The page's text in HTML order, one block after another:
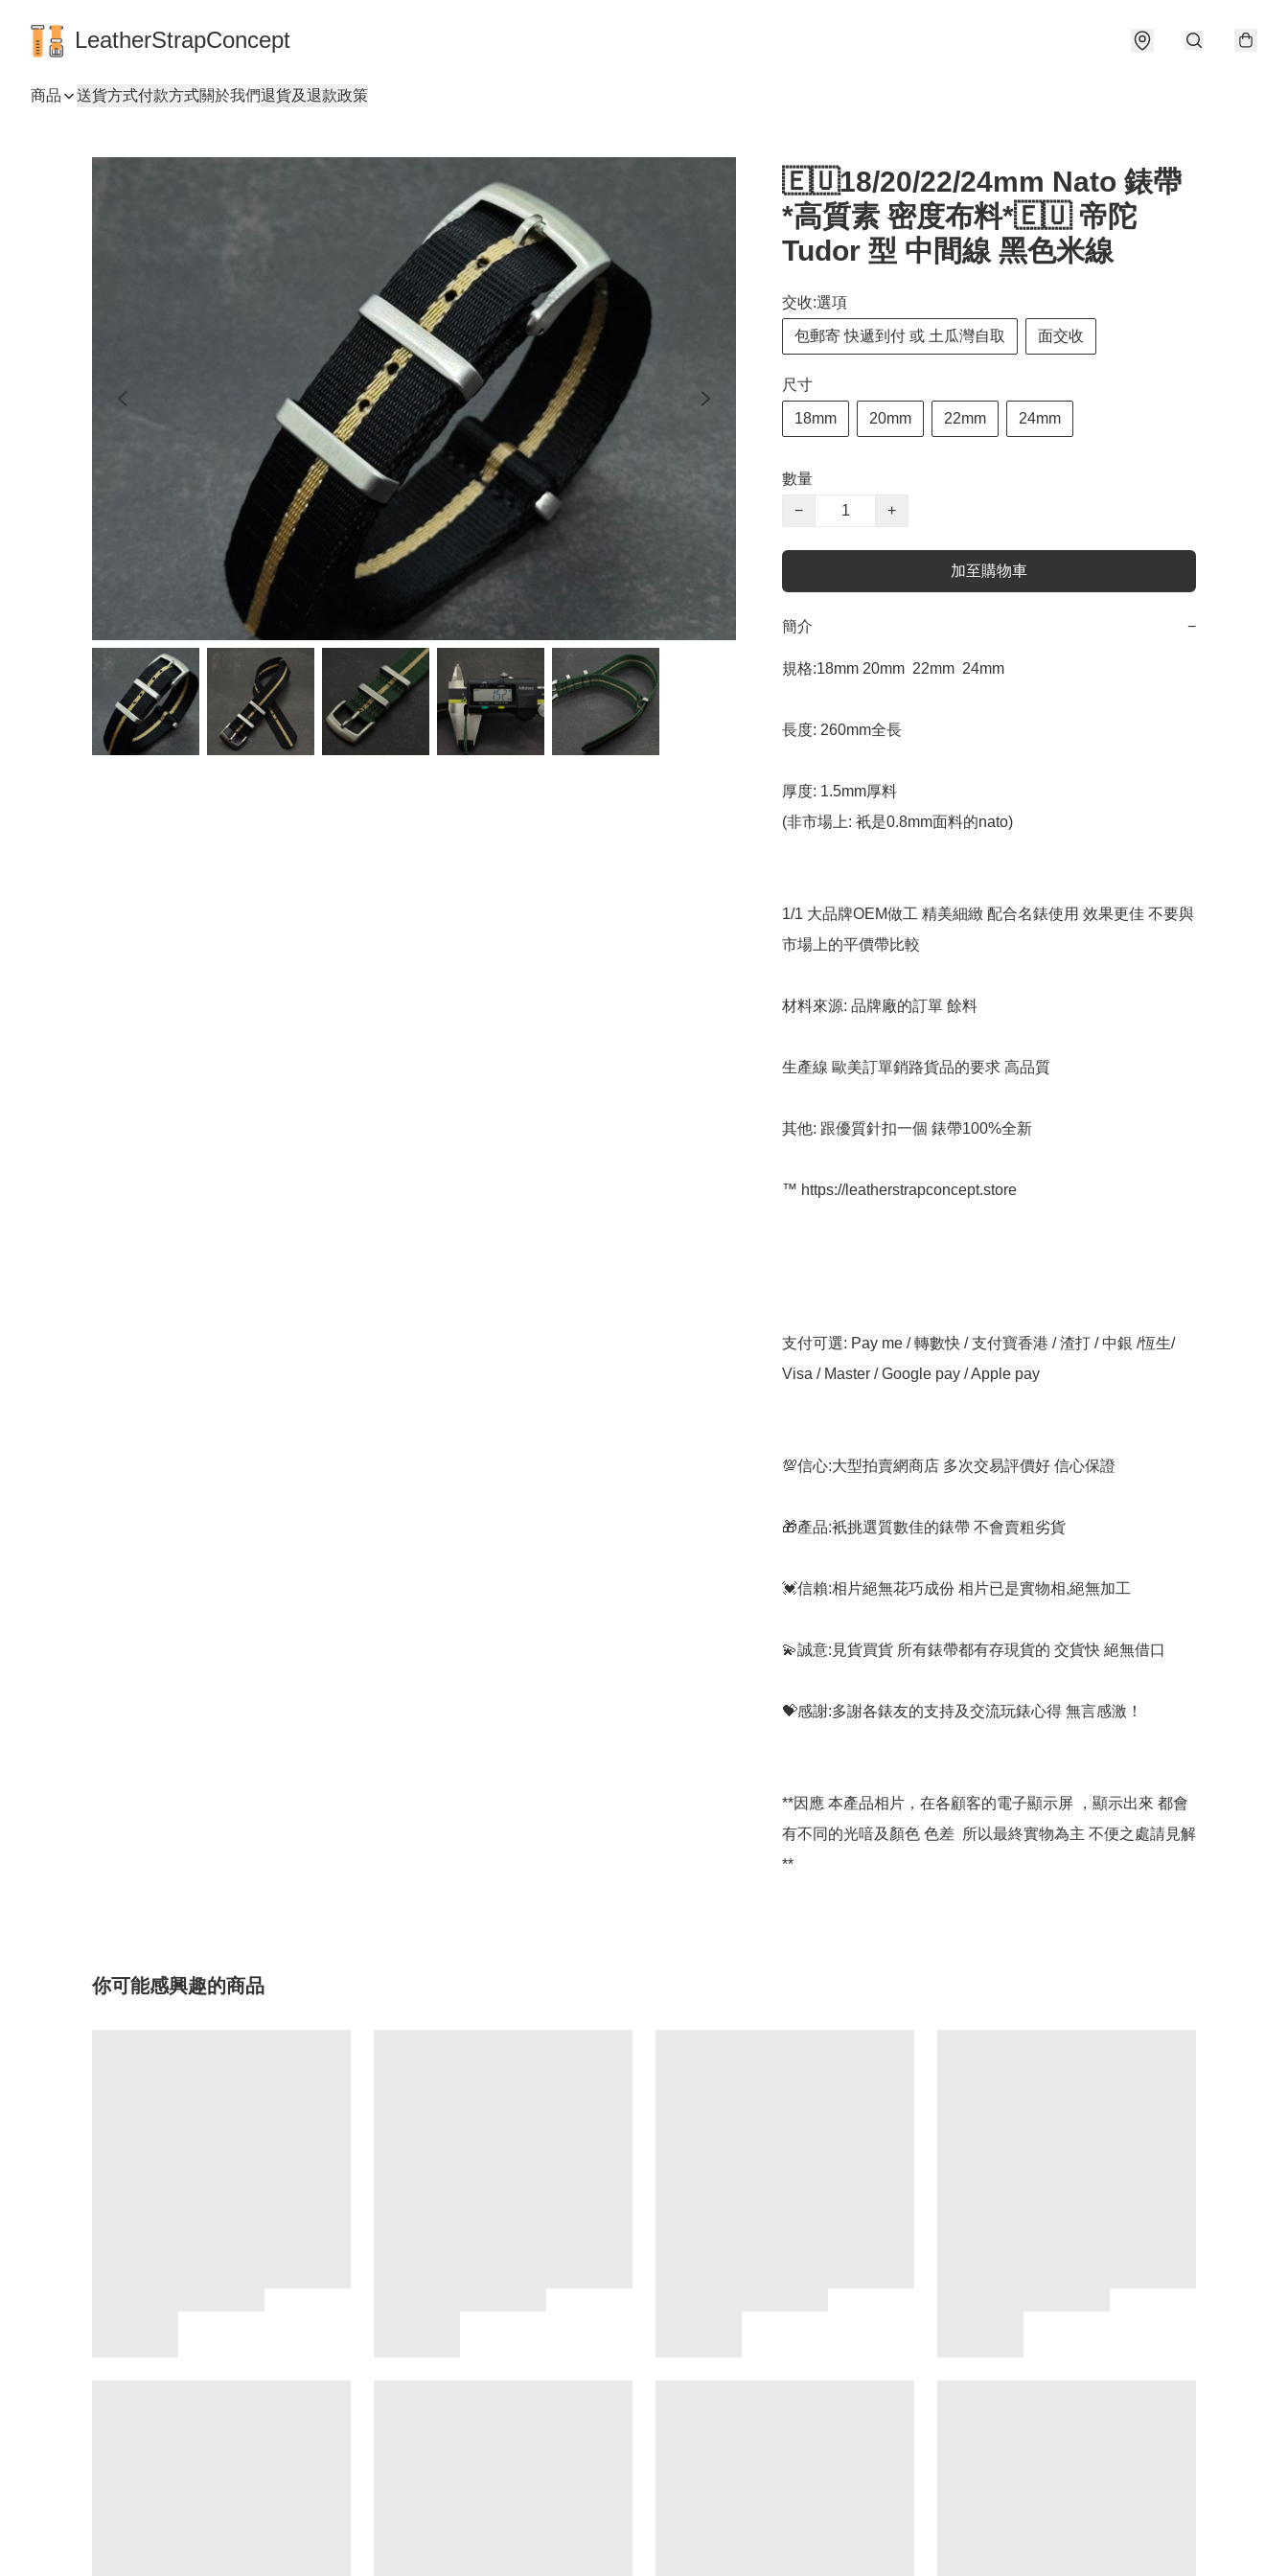
LeatherStrapConcept
商品 送貨方式付款方式關於我們退貨及退款政策
🇪🇺18/20/22/24mm Nato 錶帶
*高質素 密度布料*🇪🇺 帝陀
Tudor 型 中間線 黑色米線
交收:選項
包郵寄 快遞到付 或 土瓜灣自取 面交收
尺寸
18mm 20mm 22mm 24mm
數量
−
+
加至購物車
簡介 −
規格:18mm 20mm  22mm  24mm
長度: 260mm全長
厚度: 1.5mm厚料
(非市場上: 衹是0.8mm面料的nato)
1/1 大品牌OEM做工 精美細緻 配合名錶使用 效果更佳 不要與
市場上的平價帶比較
材料來源: 品牌廠的訂單 餘料
生產線 歐美訂單銷路貨品的要求 高品質
其他: 跟優質針扣一個 錶帶100%全新
™️ https://leatherstrapconcept.store
支付可選: Pay me / 轉數快 / 支付寶香港 / 渣打 / 中銀 /恆生/
Visa / Master / Google pay / Apple pay
💯信心:大型拍賣網商店 多次交易評價好 信心保證
🎁產品:衹挑選質數佳的錶帶 不會賣粗劣貨
💓信賴:相片絕無花巧成份 相片已是實物相,絕無加工
💫誠意:見貨買貨 所有錶帶都有存現貨的 交貨快 絕無借口
💝感謝:多謝各錶友的支持及交流玩錶心得 無言感激！
**因應 本產品相片，在各顧客的電子顯示屏 ，顯示出來 都會
有不同的光喑及顏色 色差  所以最終實物為主 不便之處請見解
你可能感興趣的商品